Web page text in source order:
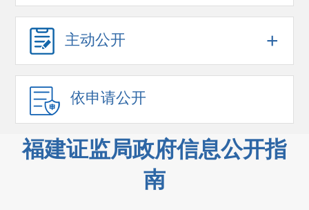
主动公开 +
依申请公开
福建证监局政府信息公开指
南